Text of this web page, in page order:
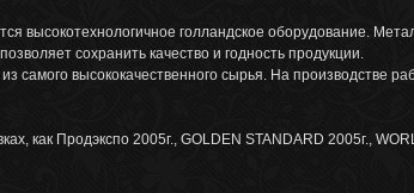
высокотехнологичное голландское оборудование.
сохранить качество и годность продукции.
самого высококачественного сырья. На производстве
как Продэкспо 2005г., GOLDEN STANDARD 2005г.,